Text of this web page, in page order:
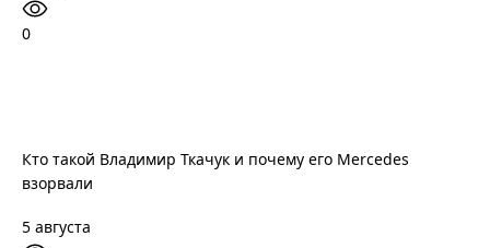
0
Кто такой Владимир Ткачук и почему его Mercedes
взорвали
5 августа